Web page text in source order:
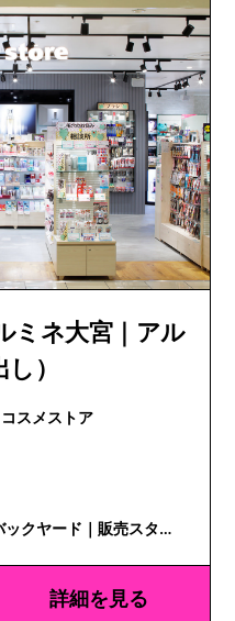
ミネ大宮｜アル
）
| アットコスメストア
クヤード｜販売スタッ
詳細を見る